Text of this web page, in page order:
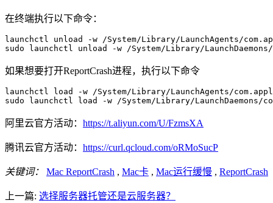
在终端执行以下命令：
launchctl unload -w /System/Library/LaunchAgents/
如果想要打开ReportCrash进程，执行以下命令
launchctl load -w /System/Library/LaunchAgents/
阿里云官方活动： https://t.aliyun.com/U/FzmsXA
腾讯云官方活动： https://curl.qcloud.com/oRMoSucP
关键词： Mac ReportCrash , Mac卡 , Mac运行缓慢 , ReportCrash
上一篇: 选择服务器托管还是云服务器？